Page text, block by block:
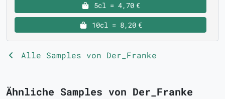
5cl = 4,70 €
10cl = 8,20 €
Alle Samples von Der_Franke
Ähnliche Samples von Der_Franke